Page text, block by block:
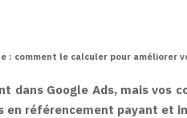
: comment le calculer pour améliorer
dans Google Ads, mais vos
en référencement payant et